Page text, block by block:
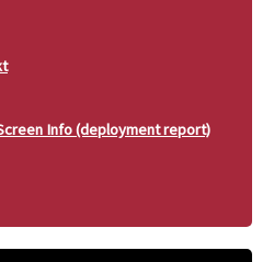
Info (deployment report)